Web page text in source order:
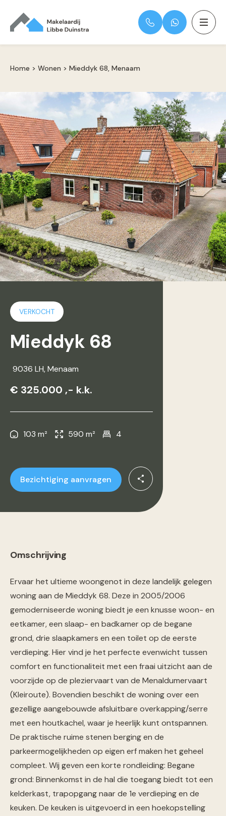
Home > Wonen > Mieddyk 68, Menaam
VERKOCHT
Mieddyk 68
9036 LH, Menaam
€ 325.000 ,- k.k.
103 m² 590 m² 4
Bezichtiging aanvragen
Omschrijving
Ervaar het ultieme woongenot in deze landelijk gelegen
woning aan de Mieddyk 68. Deze in 2005/2006
gemoderniseerde woning biedt je een knusse woon- en
eetkamer, een slaap- en badkamer op de begane
grond, drie slaapkamers en een toilet op de eerste
verdieping. Hier vind je het perfecte evenwicht tussen
comfort en functionaliteit met een fraai uitzicht aan de
voorzijde op de pleziervaart van de Menaldumervaart
(Kleiroute). Bovendien beschikt de woning over een
gezellige aangebouwde afsluitbare overkapping/serre
met een houtkachel, waar je heerlijk kunt ontspannen.
De praktische ruime stenen berging en de
parkeermogelijkheden op eigen erf maken het geheel
compleet. Wij geven een korte rondleiding: Begane
grond: Binnenkomst in de hal die toegang biedt tot een
kelderkast, trapopgang naar de 1e verdieping en de
keuken. De keuken is uitgevoerd in een hoekopstelling